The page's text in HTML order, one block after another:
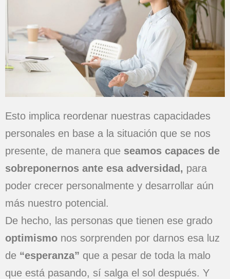
Esto implica reordenar nuestras capacidades
personales en base a la situación que se nos
presente, de manera que seamos capaces de
sobreponernos ante esa adversidad, para
poder crecer personalmente y desarrollar aún
más nuestro potencial.
De hecho, las personas que tienen ese grado
optimismo nos sorprenden por darnos esa luz
de “esperanza” que a pesar de toda la malo
que está pasando, sí salga el sol después. Y